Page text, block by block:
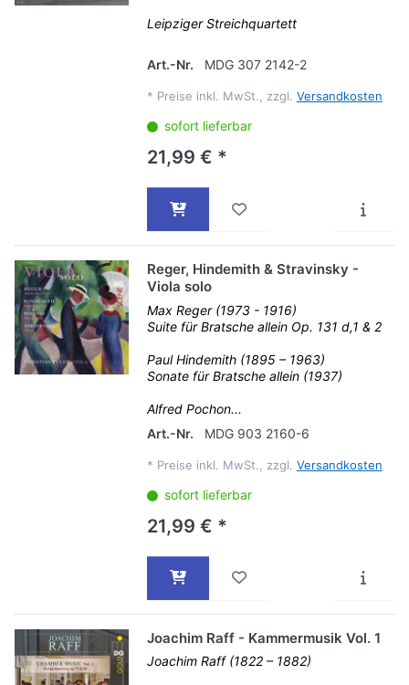
Leipziger Streichquartett
Art.-Nr. MDG 307 2142-2
* Preise inkl. MwSt., zzgl. Versandkosten
sofort lieferbar
21,99 € *
Reger, Hindemith & Stravinsky -
Viola solo
Max Reger (1973 - 1916)
Suite für Bratsche allein Op. 131 d,1 & 2
Paul Hindemith (1895 – 1963)
Sonate für Bratsche allein (1937)
Alfred Pochon...
Art.-Nr.
MDG 903 2160-6
* Preise inkl. MwSt., zzgl. Versandkosten
sofort lieferbar
21,99 € *
Joachim Raff - Kammermusik Vol. 1
Joachim Raff (1822 – 1882)